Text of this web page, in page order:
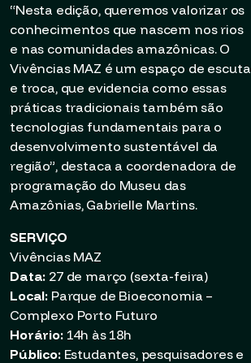
“Nesta edição, queremos valorizar os
conhecimentos que nascem nos rios
e nas comunidades amazônicas. O
Vivências MAZ é um espaço de escuta
e troca, que evidencia como essas
práticas tradicionais também são
tecnologias fundamentais para o
desenvolvimento sustentável da
região”, destaca a coordenadora de
programação do Museu das
Amazônias, Gabrielle Martins.
SERVIÇO
Vivências MAZ
Data: 27 de março (sexta-feira)
Local: Parque de Bioeconomia –
Complexo Porto Futuro
Horário:14h às 18h
Público: Estudantes, pesquisadores e